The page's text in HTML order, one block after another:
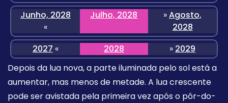
Junho, 2028
«
Julho, 2028 »Agosto,
2028
2027 « 2028 » 2029
Depois da lua nova, a parte iluminada pelo sol está a
aumentar, mas menos de metade. A lua crescente
pode ser avistada pela primeira vez após o pôr-do-